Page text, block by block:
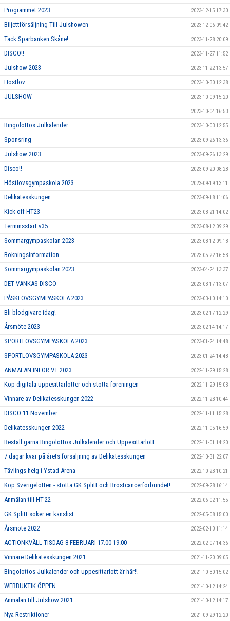
Programmet 2023 2023-12-15 17:30
Biljettförsäljning Till Julshowen 2023-12-06 09:42
Tack Sparbanken Skåne! 2023-11-28 20:09
DISCO!! 2023-11-27 11:52
Julshow 2023 2023-11-22 13:57
Höstlov 2023-10-30 12:38
JULSHOW 2023-10-09 15:20
2023-10-04 16:53
Bingolottos Julkalender 2023-10-03 12:55
Sponsring 2023-09-26 13:36
Julshow 2023 2023-09-26 13:29
Disco!! 2023-09-20 08:28
Höstlovsgympaskola 2023 2023-09-19 13:11
Delikatesskungen 2023-09-18 11:06
Kick-off HT23 2023-08-21 14:02
Terminsstart v35 2023-08-12 09:29
Sommargympaskolan 2023 2023-08-12 09:18
Bokningsinformation 2023-05-22 16:53
Sommargympaskolan 2023 2023-04-24 13:37
DET VANKAS DISCO 2023-03-17 13:07
PÅSKLOVSGYMPASKOLA 2023 2023-03-10 14:10
Bli blodgivare idag! 2023-02-17 12:29
Årsmöte 2023 2023-02-14 14:17
SPORTLOVSGYMPASKOLA 2023 2023-01-24 14:48
SPORTLOVSGYMPASKOLA 2023 2023-01-24 14:48
ANMÄLAN INFÖR VT 2023 2022-11-29 15:28
Köp digitala uppesittarlotter och stötta föreningen 2022-11-29 15:03
Vinnare av Delikatesskungen 2022 2022-11-23 10:44
DISCO 11 November 2022-11-11 15:28
Delikatesskungen 2022 2022-11-05 16:59
Beställ gärna Bingolottos Julkalender och Uppesittarlott 2022-11-01 14:20
7 dagar kvar på årets försäljning av Delikatesskungen 2022-10-31 22:07
Tävlings helg i Ystad Arena 2022-10-23 10:21
Köp Sverigelotten - stötta GK Splitt och Bröstcancerförbundet! 2022-09-28 16:14
Anmälan till HT-22 2022-06-02 11:55
GK Splitt söker en kanslist 2022-05-08 15:00
Årsmöte 2022 2022-02-10 11:14
ACTIONKVÄLL TISDAG 8 FEBRUARI 17.00-19.00 2022-02-07 14:36
Vinnare Delikatesskungen 2021 2021-11-20 09:05
Bingolottos Julkalender och uppesittarlott är här!! 2021-10-30 15:02
WEBBUKTIK ÖPPEN 2021-10-12 14:24
Anmälan till Julshow 2021 2021-10-12 14:17
Nya Restriktioner 2021-09-29 12:20